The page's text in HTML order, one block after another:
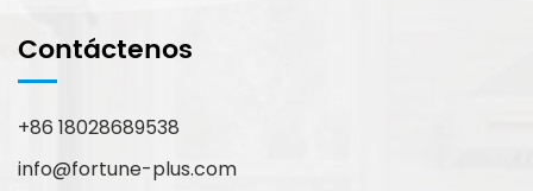
Contáctenos
+86 18028689538
info@fortune-plus.com